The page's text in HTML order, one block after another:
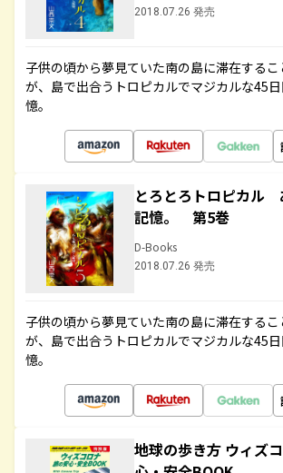
2018.07.26 発売
子供の頃から夢見ていた南の島に滞在する
が、島で出合うトロピカルでマジカルな45
憶。
とろとろトロピカル
記憶。 第5巻
D-Books
2018.07.26 発売
子供の頃から夢見ていた南の島に滞在する
が、島で出合うトロピカルでマジカルな45
憶。
地球の歩き方 ウィズ